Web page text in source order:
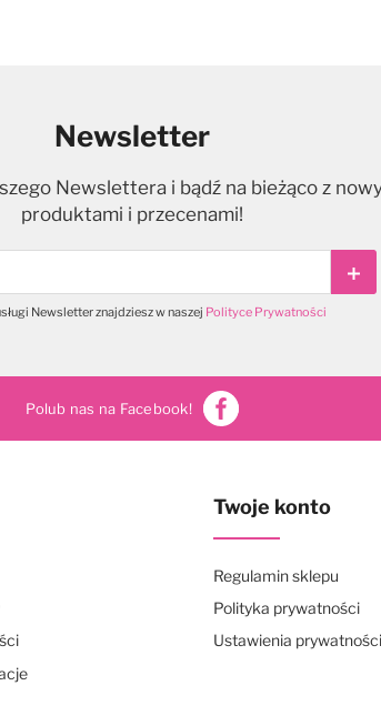
Newsletter
Newslettera i bądź na bieżąco z
produktami i przecenami!
Newsletter znajdziesz w naszej Polityce Prywatności
Polub nas na Facebook!
Twoje konto
Regulamin sklepu
Polityka prywatności
Ustawienia prywatności